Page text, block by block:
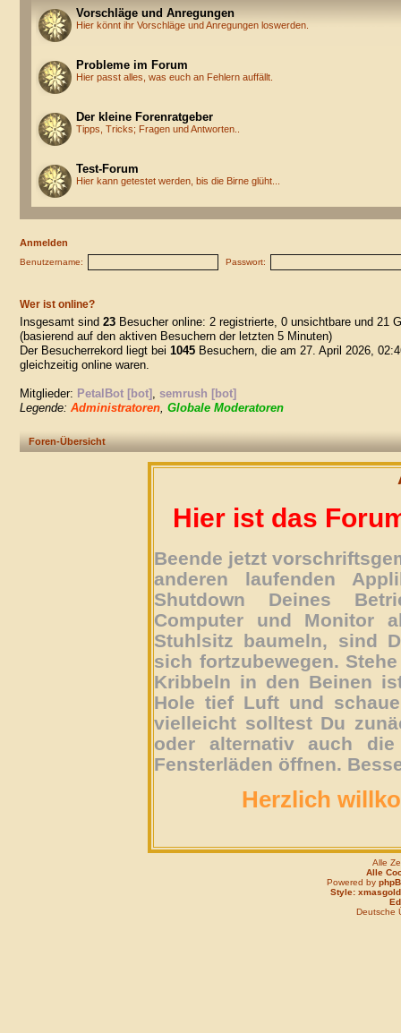
Vorschläge und Anregungen
Hier könnt ihr Vorschläge und Anregungen loswerden.
Probleme im Forum
Hier passt alles, was euch an Fehlern auffällt.
Der kleine Forenratgeber
Tipps, Tricks; Fragen und Antworten..
Test-Forum
Hier kann getestet werden, bis die Birne glüht...
Anmelden
Benutzername: Passwort:
Wer ist online?
Insgesamt sind 23 Besucher online: 2 registrierte, 0 unsichtbare und 21
(basierend auf den aktiven Besuchern der letzten 5 Minuten)
Der Besucherrekord liegt bei 1045 Besuchern, die am 27. April 2026,
gleichzeitig online waren.
Mitglieder: PetalBot [bot] , semrush [bot]
Legende: Administratoren, Globale Moderatoren
Foren-Übersicht
Hier ist das
Beende jetzt
anderen laufenden
Shutdown Deines
Computer und Monitor
Stuhlsitz baumeln, sind
sich fortzubewegen.
Kribbeln in den Beinen
Hole tief Luft und
vielleicht solltest Du
oder alternativ auch
Fensterläden öffnen.
Herzlich
Alle
Alle
Powered by
Style: xmasgold
Deutsche